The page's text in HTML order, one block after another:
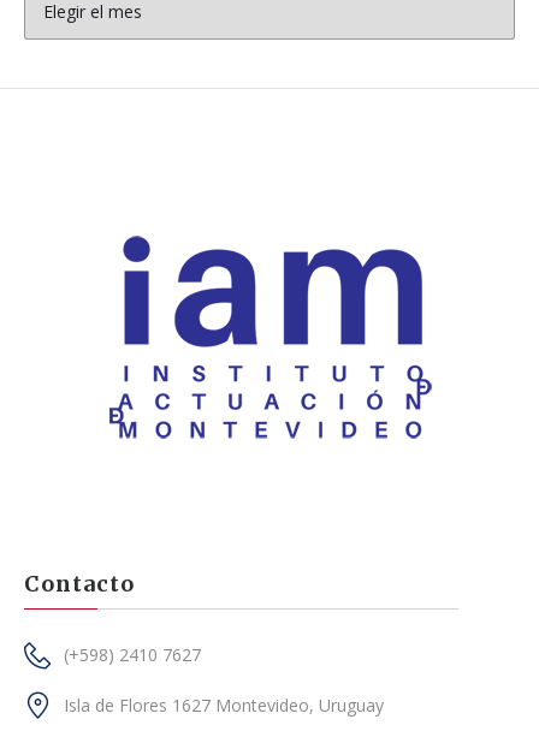
Contacto
(+598) 2410 7627
Isla de Flores 1627 Montevideo, Uruguay